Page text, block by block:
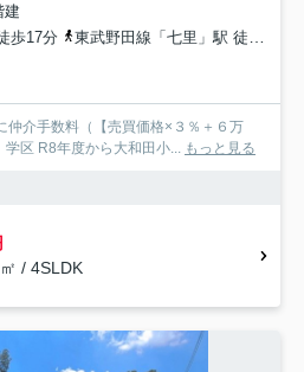
建
歩17分
東武野田線「七里」駅 徒歩21分
仲介手数料（【売買価格×３％＋６万
円】×消費税）がかかります。 学区 R8年度から大和田小... もっと見る
/ 4SLDK